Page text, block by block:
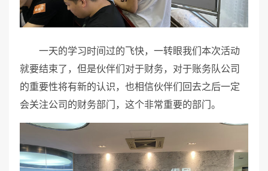
一天的学习时间过的飞快，一转眼我们本次活动
就要结束了，但是伙伴们对于财务，对于账务队公司
的重要性将有新的认识，也相信伙伴们回去之后一定
会关注公司的财务部门，这个非常重要的部门。